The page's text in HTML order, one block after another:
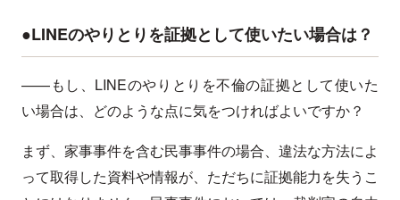
●LINEのやりとりを証拠として使いたい場合は？
——もし、LINEのやりとりを不倫の証拠として使いた
い場合は、どのような点に気をつければよいですか？
まず、家事事件を含む民事事件の場合、違法な方法によ
って取得した資料や情報が、ただちに証拠能力を失うこ